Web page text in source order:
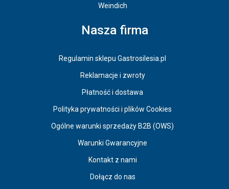
Weindich
Nasza firma
Regulamin sklepu Gastrosilesia.pl
Reklamacje i zwroty
Płatność i dostawa
Polityka prywatności i plików Cookies
Ogólne warunki sprzedaży B2B (OWS)
Warunki Gwarancyjne
Kontakt z nami
Dołącz do nas